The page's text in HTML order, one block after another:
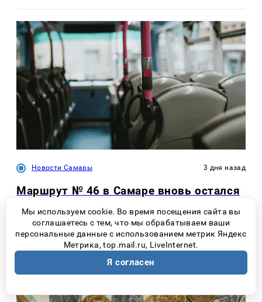
Новости Самары 3 дня назад
Маршрут № 46 в Самаре вновь остался
Мы используем cookie. Во время посещения сайта вы
соглашаетесь с тем, что мы обрабатываем ваши
персональные данные с использованием метрик Яндекс
Метрика, top.mail.ru, LiveInternet.
Я согласен